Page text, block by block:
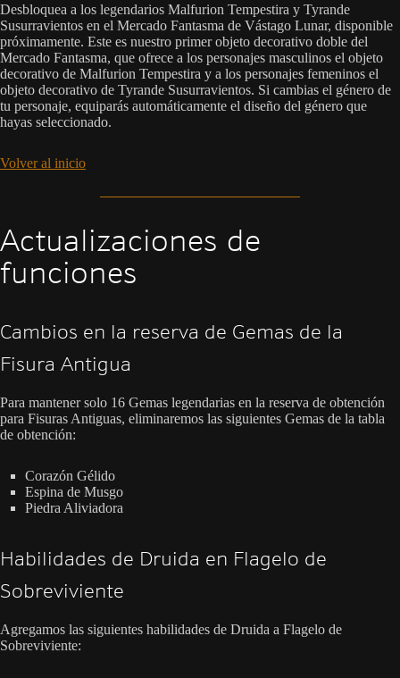
Desbloquea a los legendarios Malfurion Tempestira y Tyrande
Susurravientos en el Mercado Fantasma de Vástago Lunar, disponible
próximamente. Este es nuestro primer objeto decorativo doble del
Mercado Fantasma, que ofrece a los personajes masculinos el objeto
decorativo de Malfurion Tempestira y a los personajes femeninos el
objeto decorativo de Tyrande Susurravientos. Si cambias el género de
tu personaje, equiparás automáticamente el diseño del género que
hayas seleccionado.
Volver al inicio
Actualizaciones de
funciones
Cambios en la reserva de Gemas de la
Fisura Antigua
Para mantener solo 16 Gemas legendarias en la reserva de obtención
para Fisuras Antiguas, eliminaremos las siguientes Gemas de la tabla
de obtención:
Corazón Gélido
Espina de Musgo
Piedra Aliviadora
Habilidades de Druida en Flagelo de
Sobreviviente
Agregamos las siguientes habilidades de Druida a Flagelo de
Sobreviviente: